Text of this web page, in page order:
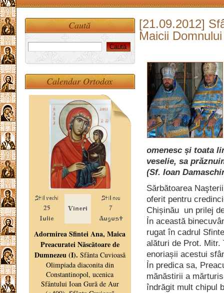
[21.09.2012]
Maicii
omenesc și toata
veselie, sa
(Sf. Ioan
Sărbătoarea
oferit pentru
Chișinău un prilej
În această
rugat în cadrul
alături de Prot.
enoriașii acestui
În predica sa,
mănăstirii a
îndrăgit mult chipul
Caută
Calendar Ortodox